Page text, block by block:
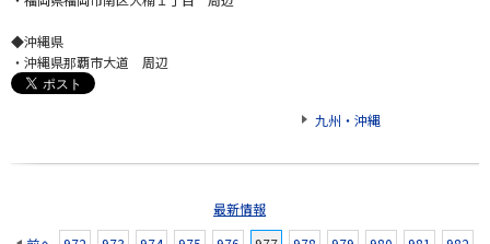
◆沖縄県
・沖縄県那覇市大道 周辺
九州・沖縄
最新情報